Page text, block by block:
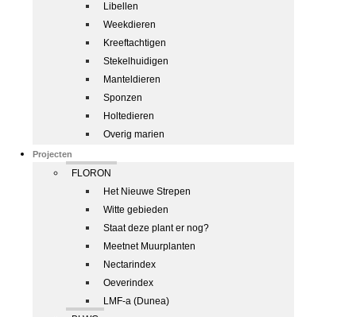
Libellen
Weekdieren
Kreeftachtigen
Stekelhuidigen
Manteldieren
Sponzen
Holtedieren
Overig marien
Projecten
FLORON
Het Nieuwe Strepen
Witte gebieden
Staat deze plant er nog?
Meetnet Muurplanten
Nectarindex
Oeverindex
LMF-a (Dunea)